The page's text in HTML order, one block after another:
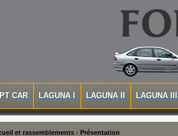
CAR LAGUNA I LAGUNA II LAGUNA III
et rassemblements ‹ Présentation